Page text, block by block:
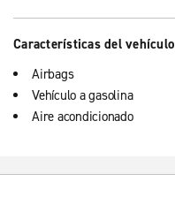
Características del vehículo
Airbags
Vehículo a gasolina
Aire acondicionado